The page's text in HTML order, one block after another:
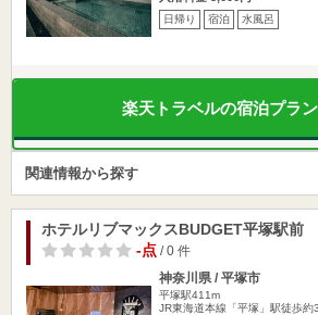
日帰り 宿泊 水風呂
楽天トラベルの宿泊プラ
関連情報から探す
ホテルリブマックスBUDGET平塚駅前
-点/ 0 件
神奈川県 / 平塚市
平塚駅411m
JR東海道本線「平塚」駅徒歩約